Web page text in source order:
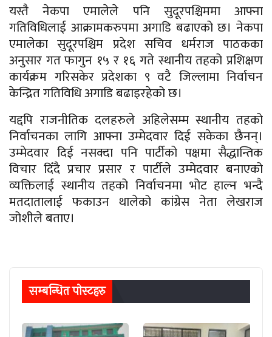
यस्तै नेकपा एमालेले पनि सुदूरपश्चिममा आफ्ना
गतिविधिलाई आक्रामकरुपमा अगाडि बढाएको छ। नेकपा
एमालेका सुदूरपश्चिम प्रदेश सचिव धर्मराज पाठकका
अनुसार गत फागुन १५ र १६ गते स्थानीय तहको प्रशिक्षण
कार्यक्रम गरिसकेर प्रदेशका ९ वटै जिल्लामा निर्वाचन
केन्द्रित गतिविधि अगाडि बढाइरहेको छ।
यद्दपि राजनीतिक दलहरुले अहिलेसम्म स्थानीय तहको
निर्वाचनका लागि आफ्ना उम्मेदवार दिई सकेका छैनन्।
उम्मेदवार दिई नसक्दा पनि पार्टीको पक्षमा सैद्धान्तिक
विचार दिँदै प्रचार प्रसार र पार्टीले उम्मेदवार बनाएको
व्यक्तिलाई स्थानीय तहको निर्वाचनमा भोट हाल्न भन्दै
मतदातालाई फकाउन थालेको कांग्रेस नेता लेखराज
जोशीले बताए।
सम्बन्धित पाेस्टहरु